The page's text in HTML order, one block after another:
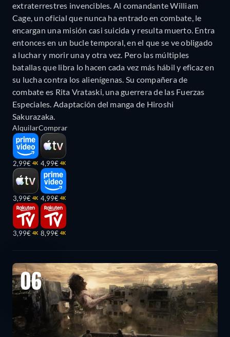
extraterrestres invencibles. Al comandante William
Cage, un oficial que nunca ha entrado en combate, le
encargan una misión casi suicida y resulta muerto. Entra
entonces en un bucle temporal, en el que se ve obligado
a luchar y morir una y otra vez. Pero las múltiples
batallas que libra lo hacen cada vez más hábil y eficaz en
su lucha contra los alienígenas. Su compañera de
combate es Rita Vrataski, una guerrera de las Fuerzas
Especiales. Adaptación del manga de Hiroshi
Sakurazaka.
Alquilar
2,99€ 4K
3,99€ 4K
3,99€ 4K
Comprar
4,99€ 4K
4,99€ 4K
8,99€ 4K
06